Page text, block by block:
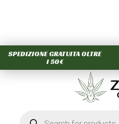
SPEDIZIONE GRATUITA OLTRE
I 50€